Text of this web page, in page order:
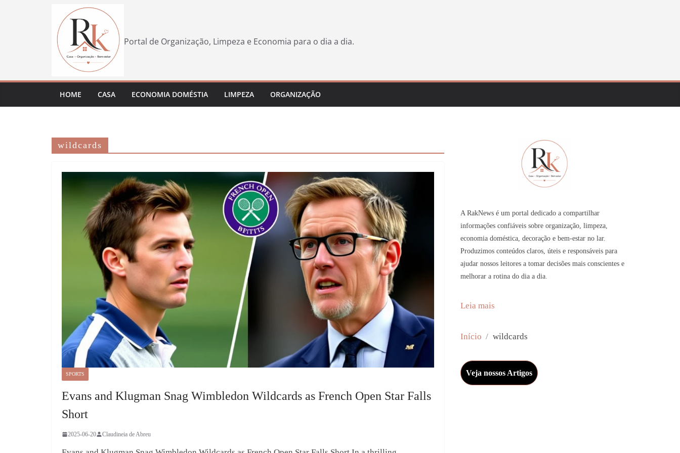
Portal de Organização, Limpeza e Economia para o dia a dia.
HOME CASA ECONOMIA DOMÉSTIA LIMPEZA ORGANIZAÇÃO
wildcards
SPORTS
Evans and Klugman Snag Wimbledon Wildcards as French Open Star Falls
Short
2025-06-20 Claudineia de Abreu
A RakNews é um portal dedicado a compartilhar
informações confiáveis sobre organização, limpeza,
economia doméstica, decoração e bem-estar no lar.
Produzimos conteúdos claros, úteis e responsáveis para
ajudar nossos leitores a tomar decisões mais conscientes e
melhorar a rotina do dia a dia.
Leia mais:
v
n
s
Início wildcards
Veja nossos Artigos